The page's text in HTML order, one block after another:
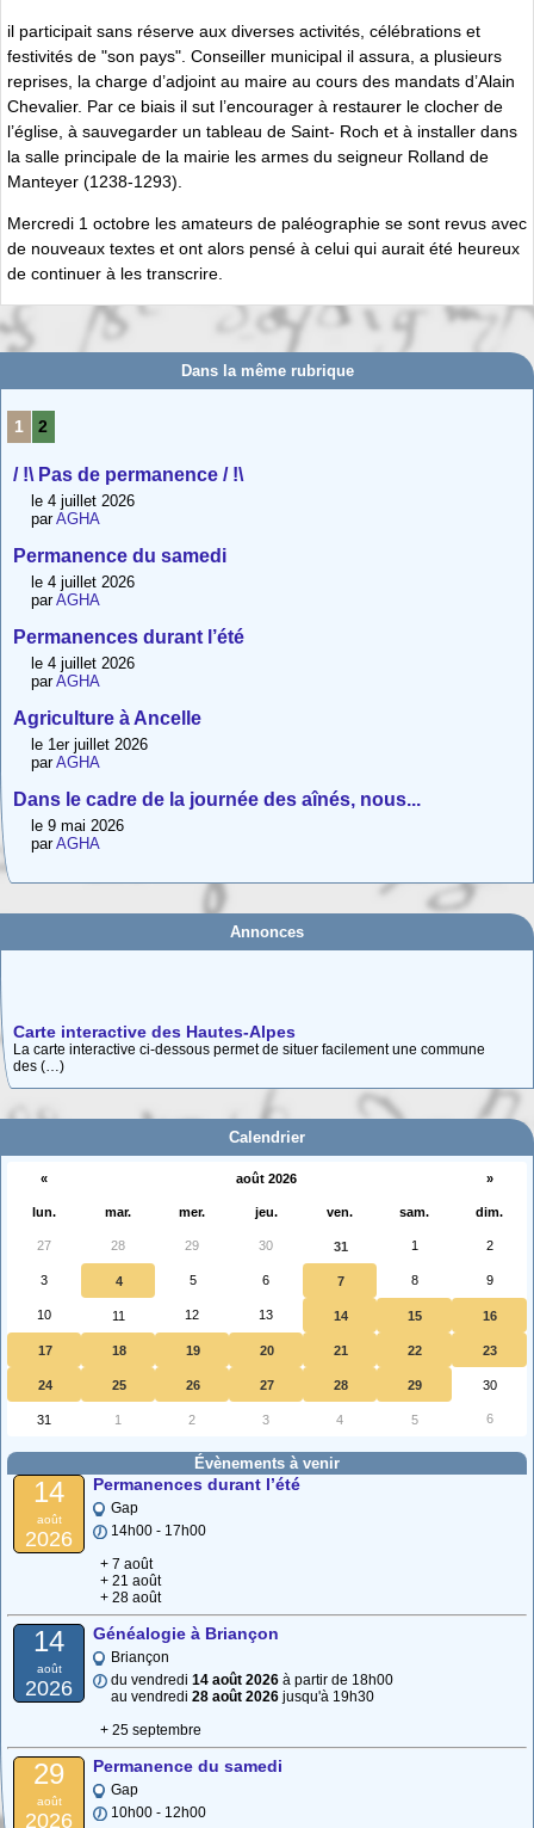
il participait sans réserve aux diverses activités, célébrations et
festivités de "son pays". Conseiller municipal il assura, a plusieurs
reprises, la charge d’adjoint au maire au cours des mandats d’Alain
Chevalier. Par ce biais il sut l’encourager à restaurer le clocher de
l’église, à sauvegarder un tableau de Saint- Roch et à installer dans
la salle principale de la mairie les armes du seigneur Rolland de
Manteyer (1238-1293).
Mercredi 1 octobre les amateurs de paléographie se sont revus avec
de nouveaux textes et ont alors pensé à celui qui aurait été heureux
de continuer à les transcrire.
Dans la même rubrique
1 2
/ !\ Pas de permanence / !\
le 4 juillet 2026
parAGHA
Permanence du samedi
le 4 juillet 2026
parAGHA
Permanences durant l’été
le 4 juillet 2026
parAGHA
Agriculture à Ancelle
le 1er juillet 2026
parAGHA
Dans le cadre de la journée des aînés, nous...
le 9 mai 2026
parAGHA
Annonces
Adhésion 2026
Calendrier
« août 2026 »
lun. mar. mer. jeu. ven. sam. dim.
27 28 29 30 31 1 2
3 4 5 6 7 8 9
10 11 12 13 14 15 16
17 18 19 20 21 22 23
24 25 26 27 28 29 30
31 1 2 3 4 5 6
Évènements à venir
14
août
2026
Permanences durant l’été
Gap
14h00 - 17h00
+ 7 août
+ 21 août
+ 28 août
14
août
2026
Généalogie à Briançon
Briançon
du vendredi 14 août 2026 à partir de 18h00
au vendredi 28 août 2026 jusqu'à 19h30
+ 25 septembre
29
août
2026
Permanence du samedi
Gap
10h00 - 12h00